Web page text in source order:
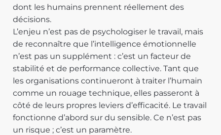
dont les humains prennent réellement des
décisions.
L’enjeu n’est pas de psychologiser le travail, mais
de reconnaître que l’intelligence émotionnelle
n’est pas un supplément : c’est un facteur de
stabilité et de performance collective. Tant que
les organisations continueront à traiter l’humain
comme un rouage technique, elles passeront à
côté de leurs propres leviers d’efficacité. Le travail
fonctionne d’abord sur du sensible. Ce n’est pas
un risque ; c’est un paramètre.